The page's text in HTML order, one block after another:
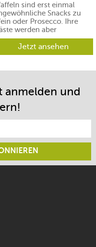
sind erst einmal
Snacks zu
oder Prosecco. Ihre
werden aber
sein.
Jetzt ansehen
anmelden und